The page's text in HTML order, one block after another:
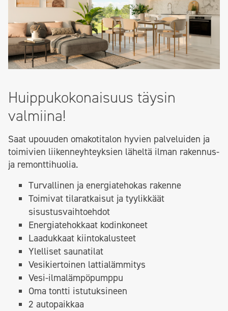
Huippukokonaisuus täysin
valmiina!
Saat upouuden omakotitalon hyvien palveluiden ja
toimivien liikenneyhteyksien läheltä ilman rakennus-
ja remonttihuolia.
Turvallinen ja energiatehokas rakenne
Toimivat tilaratkaisut ja tyylikkäät
sisustusvaihtoehdot
Energiatehokkaat kodinkoneet
Laadukkaat kiintokalusteet
Ylelliset saunatilat
Vesikiertoinen lattialämmitys
Vesi-ilmalämpöpumppu
Oma tontti istutuksineen
2 autopaikkaa